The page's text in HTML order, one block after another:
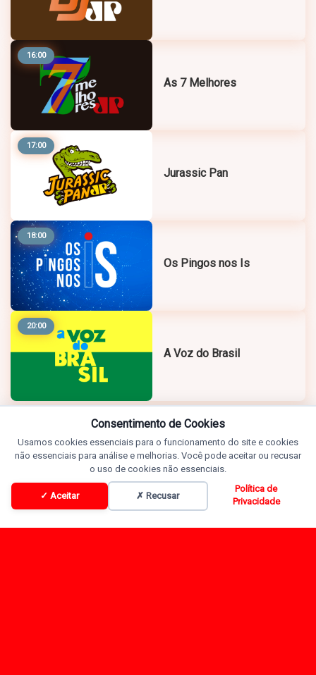
16:00
As 7 Melhores
17:00
Jurassic Pan
18:00
Os Pingos nos Is
20:00
A Voz do Brasil
Programação
Consentimento de Cookies
Usamos cookies essenciais para o funcionamento do site e cookies
não essenciais para análise e melhorias. Você pode aceitar ou recusar
o uso de cookies não essenciais.
✓ Aceitar ✗ Recusar
Política de
Privacidade